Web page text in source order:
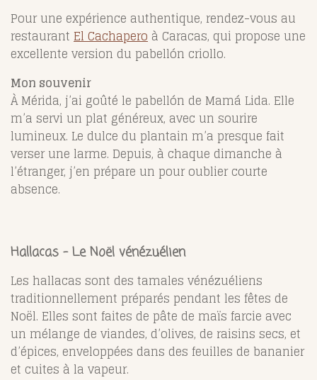
Pour une expérience authentique, rendez-vous au
restaurant El Cachapero à Caracas, qui propose une
excellente version du pabellón criollo.
Mon souvenir
À Mérida, j’ai goûté le pabellón de Mamá Lida. Elle
m’a servi un plat généreux, avec un sourire
lumineux. Le dulce du plantain m’a presque fait
verser une larme. Depuis, à chaque dimanche à
l’étranger, j’en prépare un pour oublier courte
absence.
Hallacas – Le Noël vénézuélien
Les hallacas sont des tamales vénézuéliens
traditionnellement préparés pendant les fêtes de
Noël. Elles sont faites de pâte de maïs farcie avec
un mélange de viandes, d’olives, de raisins secs, et
d’épices, enveloppées dans des feuilles de bananier
et cuites à la vapeur.